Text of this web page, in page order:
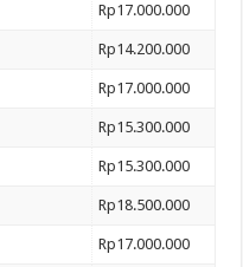
Rp17.000.000
Rp14.200.000
Rp17.000.000
Rp15.300.000
Rp15.300.000
Rp18.500.000
Rp17.000.000